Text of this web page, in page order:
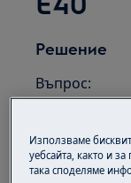
Решение
Въпрос:
грешка
Приложимо
Използваме
уебсайта, както и
така споделяме